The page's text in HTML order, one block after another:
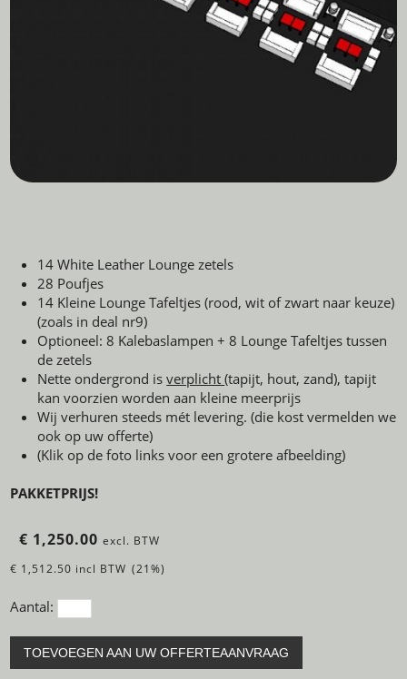
14 White Leather Lounge zetels
28 Poufjes
14 Kleine Lounge Tafeltjes (rood, wit of zwart naar keuze)
(zoals in deal nr9)
Optioneel: 8 Kalebaslampen + 8 Lounge Tafeltjes tussen
de zetels
Nette ondergrond isverplicht(tapijt, hout, zand), tapijt
kan voorzien worden aan kleine meerprijs
Wij verhuren steeds mét levering. (die kost vermelden we
ook op uw offerte)
(Klik op de foto links voor een grotere afbeelding)
PAKKETPRIJS!
€ 1,250.00excl. BTW
€ 1,512.50 incl BTW (21%)
Aantal:
TOEVOEGEN AAN UW OFFERTEAANVRAAG